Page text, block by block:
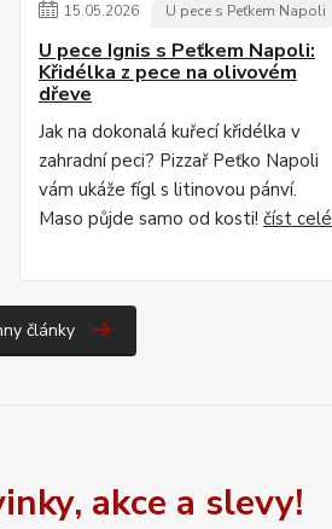
15.05.2026 U pece s Peťkem Napoli
U pece Ignis s Peťkem Napoli:
Křidélka z pece na olivovém
dřeve
Jak na dokonalá kuřecí křidélka v
zahradní peci? Pizzař Peťko Napoli
vám ukáže fígl s litinovou pánví.
Maso půjde samo od kosti! číst celé
články
akce a slevy!